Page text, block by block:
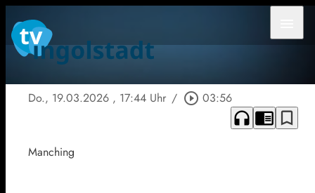
Do., 19.03.2026 , 17:44 Uhr / play_circle_outline 03:56
headphones chrome_reader_mode bookmark_border
Manching